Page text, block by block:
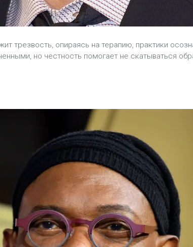
трезвость, опираясь на терапию, практики
но честность помогает не скатываться